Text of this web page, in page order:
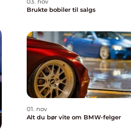
Brukte bobiler til salgs
01. nov
Alt du bør vite om BMW-felger